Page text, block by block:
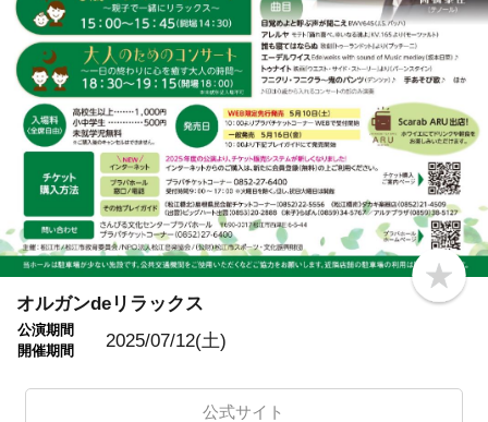
b
o
オルガンdeリラックス
公演期間
開催期間
2025/07/12(土)
公式サイト